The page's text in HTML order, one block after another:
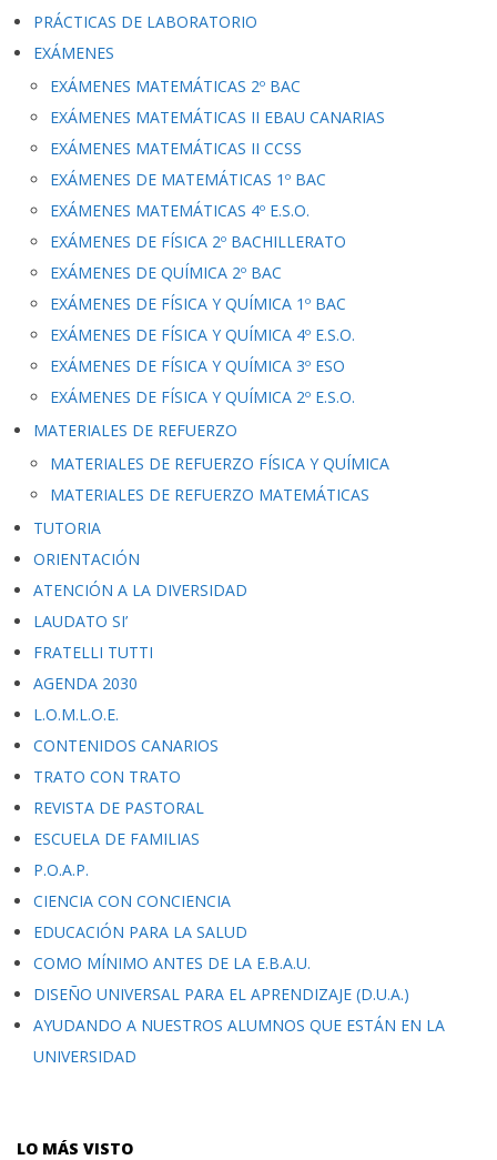
PRÁCTICAS DE LABORATORIO
EXÁMENES
EXÁMENES MATEMÁTICAS 2º BAC
EXÁMENES MATEMÁTICAS II EBAU CANARIAS
EXÁMENES MATEMÁTICAS II CCSS
EXÁMENES DE MATEMÁTICAS 1º BAC
EXÁMENES MATEMÁTICAS 4º E.S.O.
EXÁMENES DE FÍSICA 2º BACHILLERATO
EXÁMENES DE QUÍMICA 2º BAC
EXÁMENES DE FÍSICA Y QUÍMICA 1º BAC
EXÁMENES DE FÍSICA Y QUÍMICA 4º E.S.O.
EXÁMENES DE FÍSICA Y QUÍMICA 3º ESO
EXÁMENES DE FÍSICA Y QUÍMICA 2º E.S.O.
MATERIALES DE REFUERZO
MATERIALES DE REFUERZO FÍSICA Y QUÍMICA
MATERIALES DE REFUERZO MATEMÁTICAS
TUTORIA
ORIENTACIÓN
ATENCIÓN A LA DIVERSIDAD
LAUDATO SI’
FRATELLI TUTTI
AGENDA 2030
L.O.M.L.O.E.
CONTENIDOS CANARIOS
TRATO CON TRATO
REVISTA DE PASTORAL
ESCUELA DE FAMILIAS
P.O.A.P.
CIENCIA CON CONCIENCIA
EDUCACIÓN PARA LA SALUD
COMO MÍNIMO ANTES DE LA E.B.A.U.
DISEÑO UNIVERSAL PARA EL APRENDIZAJE (D.U.A.)
AYUDANDO A NUESTROS ALUMNOS QUE ESTÁN EN LA
UNIVERSIDAD
LO MÁS VISTO